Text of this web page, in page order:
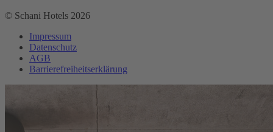
© Schani Hotels 2026
Impressum
Datenschutz
AGB
Barrierefreiheitserklärung